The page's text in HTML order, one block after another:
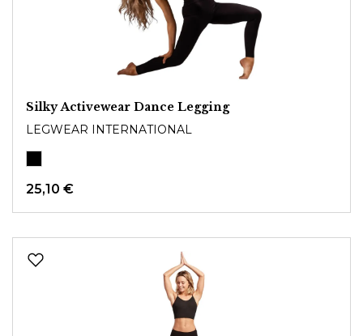
Silky Activewear Dance Legging
LEGWEAR INTERNATIONAL
25,10 €